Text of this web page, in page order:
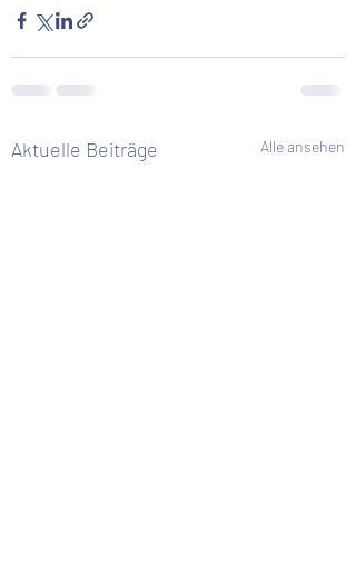
Aktuelle Beiträge Alle ansehen